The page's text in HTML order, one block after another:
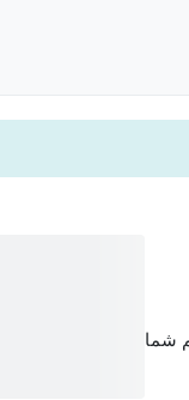
شما